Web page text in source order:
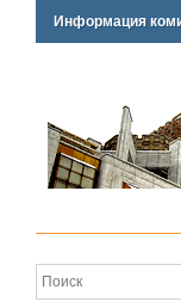
Информация
Поиск